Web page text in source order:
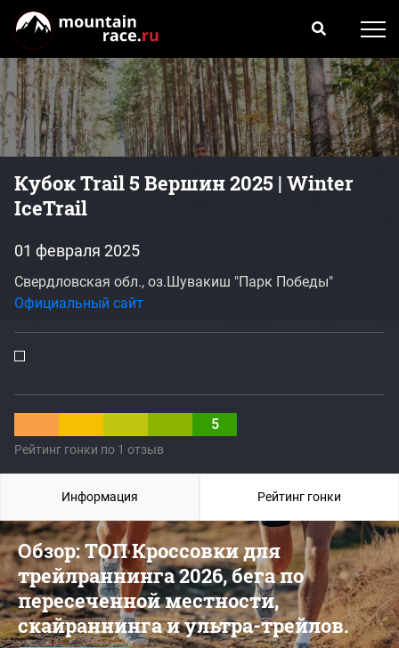
Кубок Trail 5 Вершин 2025 | Winter
IceTrail
5
Рейтинг гонки по 1 отзыв
01 февраля 2025
Свердловская обл., оз.Шувакиш "Парк Победы"
Официальный сайт
Обзор: ТОП Кроссовки для
трейлраннинга 2026, бега по
пересеченной местности,
скайраннинга и ультра-трейлов.
Информация Рейтинг гонки